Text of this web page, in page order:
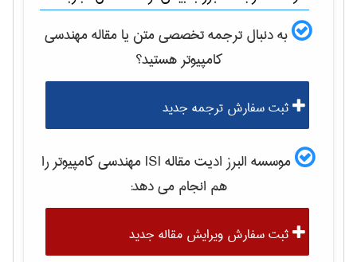
به دنبال ترجمه تخصصی متن یا مقالهمهندسی
كامپيوترهستید؟
ثبت سفارش ترجمه جدید
موسسه البرز ادیت مقاله ISI مهندسی كامپيوتررا
هم انجام می دهد:
ثبت سفارش ویرایش مقاله جدید